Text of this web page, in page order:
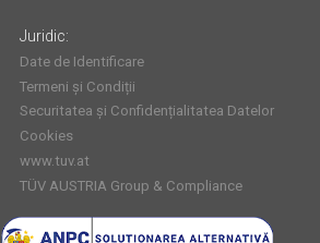
Juridic:
Date de Identificare
Termeni și Condiții
Securitatea și Confidențialitatea Datelor
Cookies
www.tuv.at
TÜV AUSTRIA Group & Compliance